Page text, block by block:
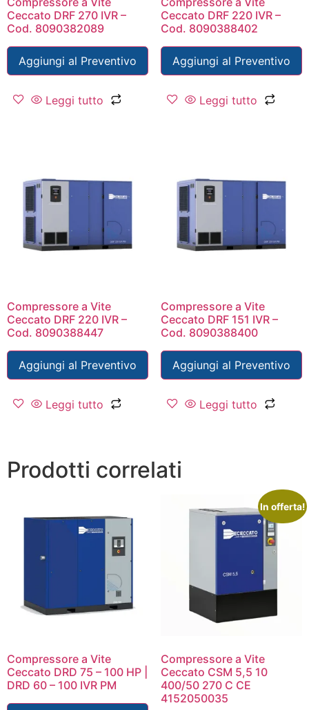
Ceccato DRF 270 IVR –
Cod. 8090382089
Aggiungi al Preventivo
Leggi tutto
Ceccato DRF 220 IVR –
Cod. 8090388402
Aggiungi al Preventivo
Leggi tutto
Compressore a Vite
Ceccato DRF 220 IVR –
Cod. 8090388447
Aggiungi al Preventivo
Leggi tutto
Compressore a Vite
Ceccato DRF 151 IVR –
Cod. 8090388400
Aggiungi al Preventivo
Leggi tutto
Prodotti correlati
Compressore a Vite
Ceccato DRD 75 – 100 HP |
DRD 60 – 100 IVR PM
In offerta!
Compressore a Vite
Ceccato CSM 5,5 10
400/50 270 C CE
4152050035